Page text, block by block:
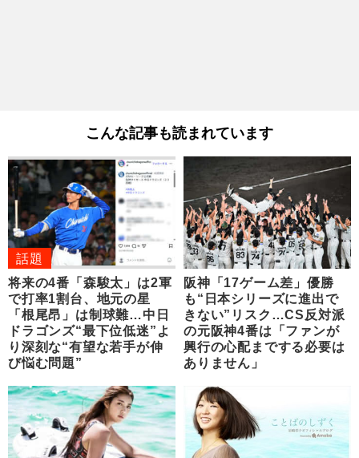
こんな記事も読まれています
話題
将来の4番「森駿太」は2軍
で打率1割台、地元の星
「根尾昂」は制球難…中日
ドラゴンズ“最下位低迷”よ
り深刻な“有望な若手が伸
び悩む問題”
阪神「17ゲーム差」優勝
も“日本シリーズに進出で
きない”リスク…CS反対派
の元阪神4番は「ファンが
興行の心配までする必要は
ありません」